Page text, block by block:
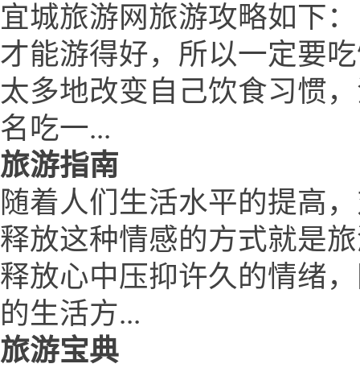
宜城旅游网旅游攻略如下
才能游得好，所以一定要
太多地改变自己饮食习惯
名吃一...
旅游指南
随着人们生活水平的提高
释放这种情感的方式就是
释放心中压抑许久的情绪
的生活方...
旅游宝典